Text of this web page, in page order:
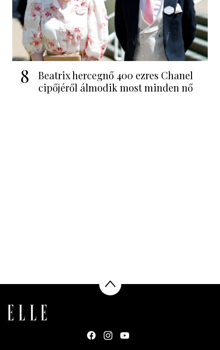
8
Beatrix hercegnő 400 ezres Chanel
cipőjéről álmodik most minden nő